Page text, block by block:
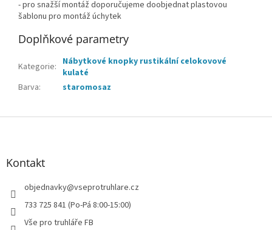
- pro snažší montáž doporučujeme doobjednat plastovou
šablonu pro montáž úchytek
Doplňkové parametry
Kategorie: Nábytkové knopky rustikální celokovové
kulaté
Barva: staromosaz
Z
Kontakt
objednavky@vseprotruhlare.cz
733 725 841 (Po-Pá 8:00-15:00)
Vše pro truhláře FB